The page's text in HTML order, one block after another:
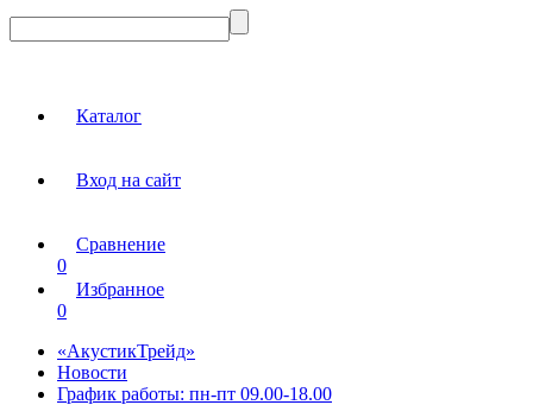
Каталог
Вход на сайт
Сравнение
0
Избранное
0
«АкустикТрейд»
Новости
График работы: пн-пт 09.00-18.00